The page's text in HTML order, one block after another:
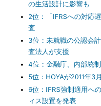
の生活設計に影響も
2位：「IFRSへの対応
査
3位：未就職の公認会
査法人が支援
4位：金融庁、内部統
5位：HOYAが2011年3
6位：IFRS強制適用へ
ィス設置を発表